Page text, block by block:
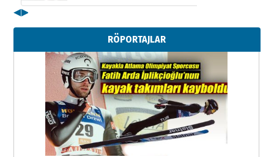
Metin Külünk: Aileyi Korumak
Geleceği Korumaktır
11 Mayıs 2026 Pazartesi
◀▶
RÖPORTAJLAR